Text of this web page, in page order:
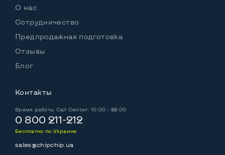
О нас
Сотрудничество
Предпродажная подготовка
Отзывы
Блог
Контакты
Время работы Call Center: 10:00 - 22:00
0 800 211-212
Бесплатно по Украине
sales@chipchip.ua